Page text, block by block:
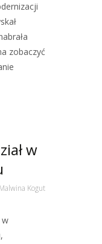
zobaczyć
w
Malwina Kogut
w